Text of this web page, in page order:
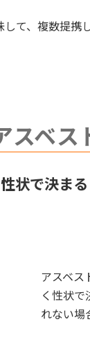
て、複数提携
スベス
状で決まる
アスベス
く性状で
れない場